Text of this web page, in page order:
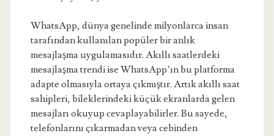
WhatsApp, dünya genelinde milyonlarca insan
tarafından kullanılan popüler bir anlık
mesajlaşma uygulamasıdır. Akıllı saatlerdeki
mesajlaşma trendi ise WhatsApp’ın bu platforma
adapte olmasıyla ortaya çıkmıştır. Artık akıllı saat
sahipleri, bileklerindeki küçük ekranlarda gelen
mesajları okuyup cevaplayabilirler. Bu sayede,
telefonlarını çıkarmadan veya cebinden